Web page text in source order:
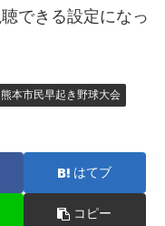
できる設定になっ
熊本市民早起き野球大会
はてブ
コピー